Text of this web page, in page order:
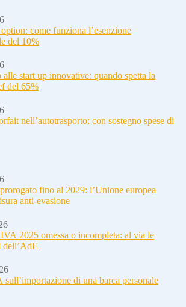
come funziona l’esenzione
del 10%
alle start up innovative: quando spetta la
del 65%
nell’autotrasporto: con sostegno spese di
fino al 2029: l’Unione europea
anti-evasione
2025 omessa o incompleta: al via le
dell’AdE
sull’importazione di una barca personale